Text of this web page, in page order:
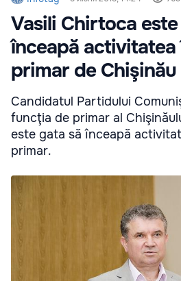
Vasili Chirtoca
înceapă
primar de Chişinău
Candidatul Partidului
funcţia de primar al
este gata să înceapă
primar.